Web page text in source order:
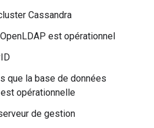
Cassandra
est opérationnel
que la base de données
opérationnelle
de gestion